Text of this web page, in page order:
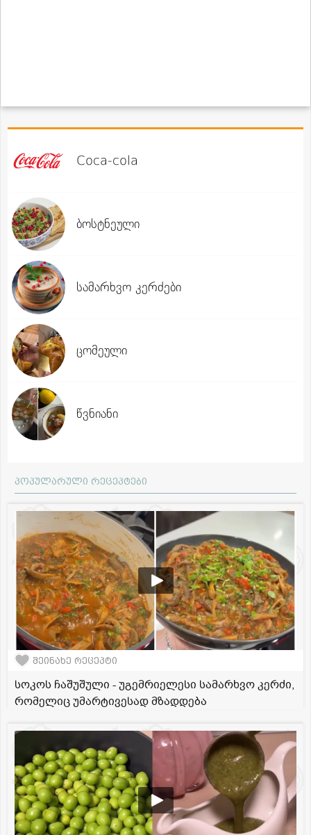
Coca-cola
ბოსტნეული
სამარხვო კერძები
ცომეული
წვნიანი
პოპულარული რეცეპტები
შეინახე რეცეპტი
სოკოს ჩაშუშული - უგემრიელესი სამარხვო კერძი,
რომელიც უმარტივესად მზადდება